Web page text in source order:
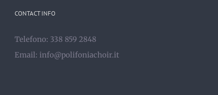
CONTACT INFO
Telefono: 338 859 2848
Email: info@polifoniachoir.it